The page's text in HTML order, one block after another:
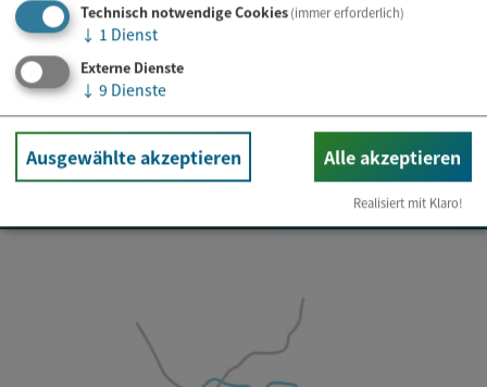
Newsletter abonnieren
E-Mail*
Technisch notwendige Cookies(immer erforderlich)
↓ 1 Dienst
Externe Dienste
↓ 9 Dienste
Ausgewählte akzeptieren Alle akzeptieren
Realisiert mit Klaro!